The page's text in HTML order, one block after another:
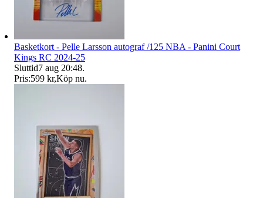
Basketkort - Pelle Larsson autograf /125 NBA - Panini Court
Kings RC 2024-25
Sluttid7 aug 20:48.
Pris:599 kr,Köp nu.